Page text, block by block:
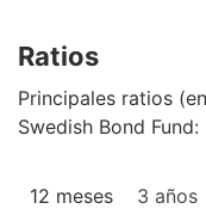
Ratios
Principales ratios
Swedish Bond Fund:
12 meses 3 años